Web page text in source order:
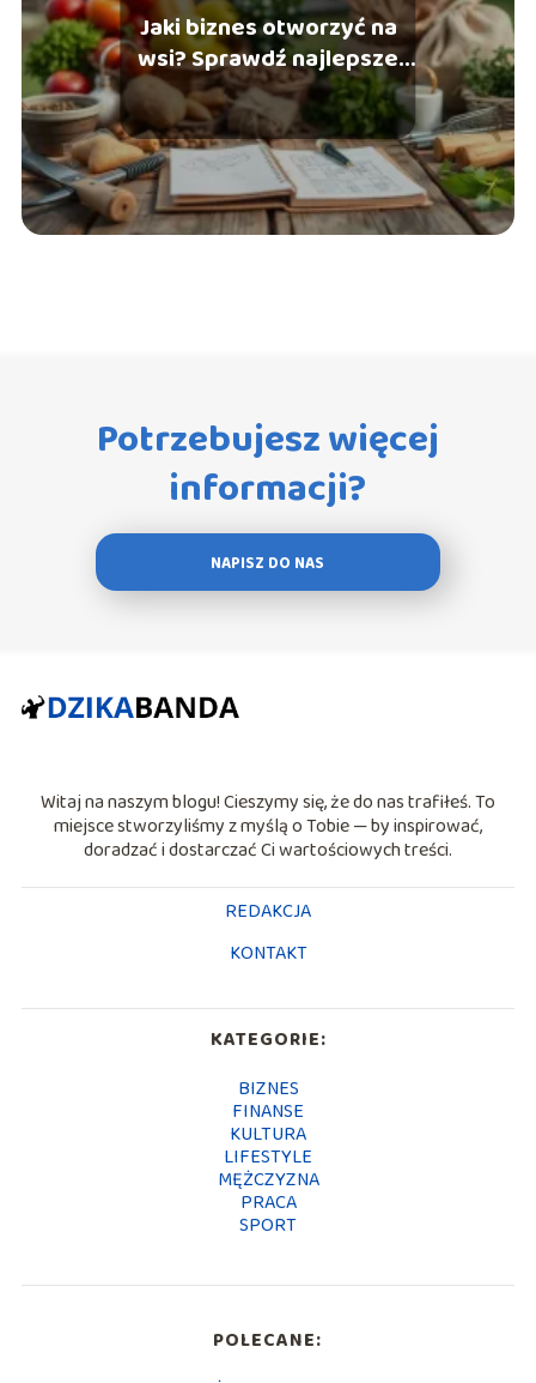
Jaki biznes otworzyć na
wsi? Sprawdź najlepsze
pomysły!
Potrzebujesz więcej
informacji?
NAPISZ DO NAS
Witaj na naszym blogu! Cieszymy się, że do nas trafiłeś. To
miejsce stworzyliśmy z myślą o Tobie — by inspirować,
doradzać i dostarczać Ci wartościowych treści.
REDAKCJA
KONTAKT
KATEGORIE:
BIZNES
FINANSE
KULTURA
LIFESTYLE
MĘŻCZYZNA
PRACA
SPORT
POLECANE: